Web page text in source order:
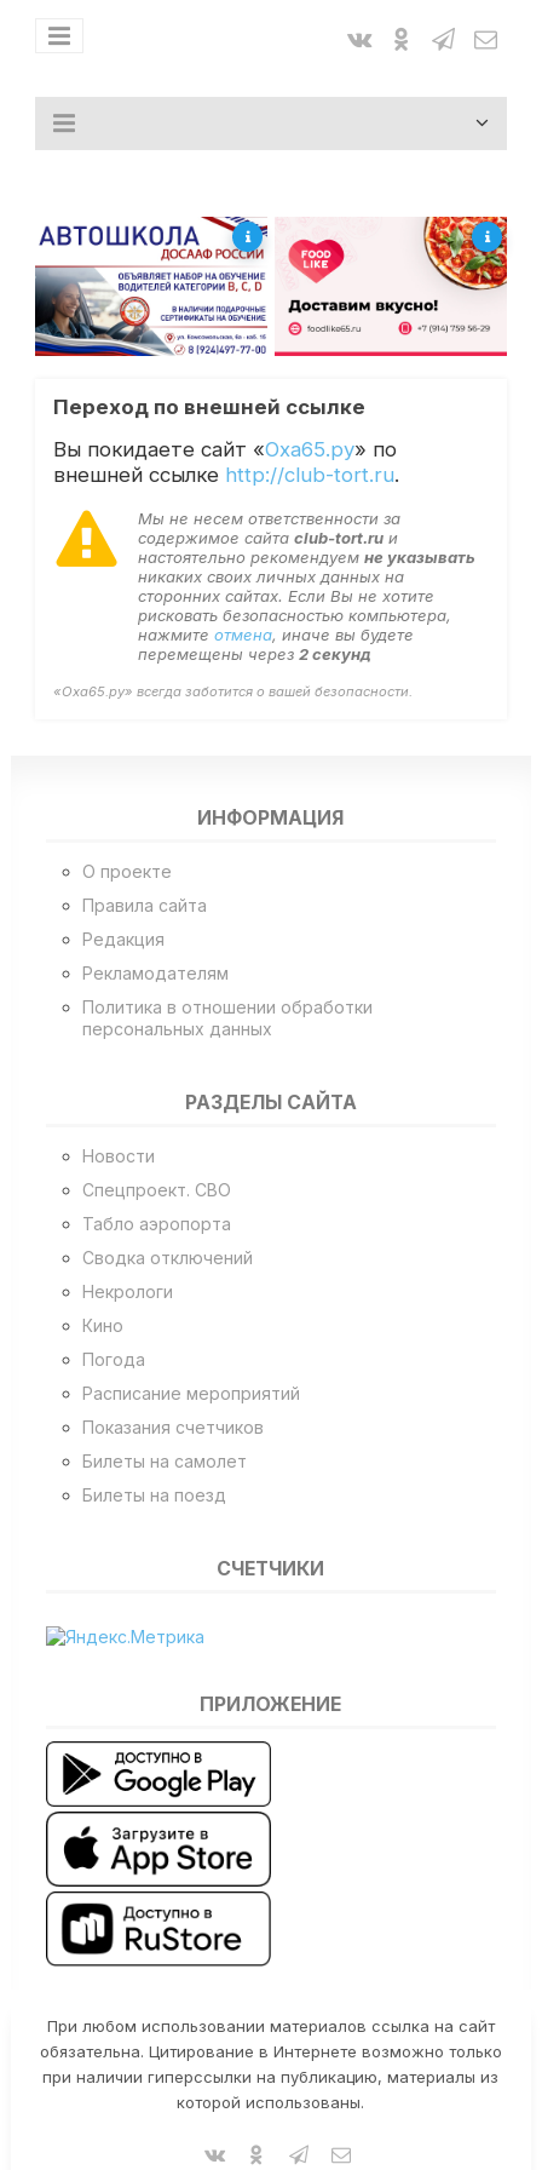
Переход по внешней ссылке
Вы покидаете сайт «Оха65.ру» по
внешней ссылке http://club-tort.ru.
Мы не несем ответственности за
содержимое сайта club-tort.ruи
настоятельно рекомендуем не указывать
никаких своих личных данных на
сторонних сайтах. Если Вы не хотите
рисковать безопасностью компьютера,
нажмите отмена, иначе вы будете
перемещены через 2секунд
«Оха65.ру» всегда заботится о вашей безопасности.
ИНФОРМАЦИЯ
О проекте
Правила сайта
Редакция
Рекламодателям
Политика в отношении обработки
персональных данных
РАЗДЕЛЫ САЙТА
Новости
Спецпроект. СВО
Табло аэропорта
Сводка отключений
Некрологи
Кино
Погода
Расписание мероприятий
Показания счетчиков
Билеты на самолет
Билеты на поезд
СЧЕТЧИКИ
ПРИЛОЖЕНИЕ
При любом использовании материалов ссылка на сайт
обязательна. Цитирование в Интернете возможно только
при наличии гиперссылки на публикацию, материалы из
которой использованы.